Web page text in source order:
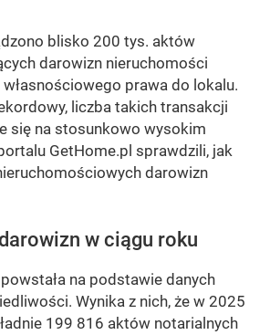
blisko 200 tys. aktów
darowizn nieruchomości
prawa do lokalu.
liczba takich transakcji
się na stosunkowo wysokim
GetHome.pl sprawdzili, jak
darowizn
w ciągu roku
powstała na podstawie danych
Wynika z nich, że w 2025
199 816 aktów notarialnych